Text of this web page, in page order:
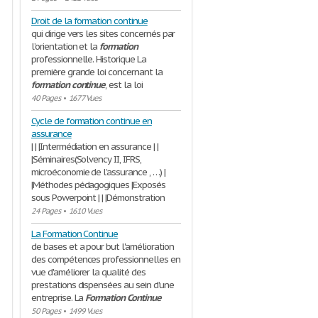
Droit de la formation continue
qui dirige vers les sites concernés par
l’orientation et la formation
professionnelle. Historique La
première grande loi concernant la
formation continue, est la loi
40 Pages• 1677 Vues
Cycle de formation continue en
assurance
| | |Intermédiation en assurance | |
|Séminaires(Solvency II, IFRS,
microéconomie de l’assurance , …) |
|Méthodes pédagogiques |Exposés
sous Powerpoint | | |Démonstration
24 Pages• 1610 Vues
La Formation Continue
de bases et a pour but l'amélioration
des compétences professionnelles en
vue d'améliorer la qualité des
prestations dispensées au sein d’une
entreprise. La Formation Continue
50 Pages• 1499 Vues